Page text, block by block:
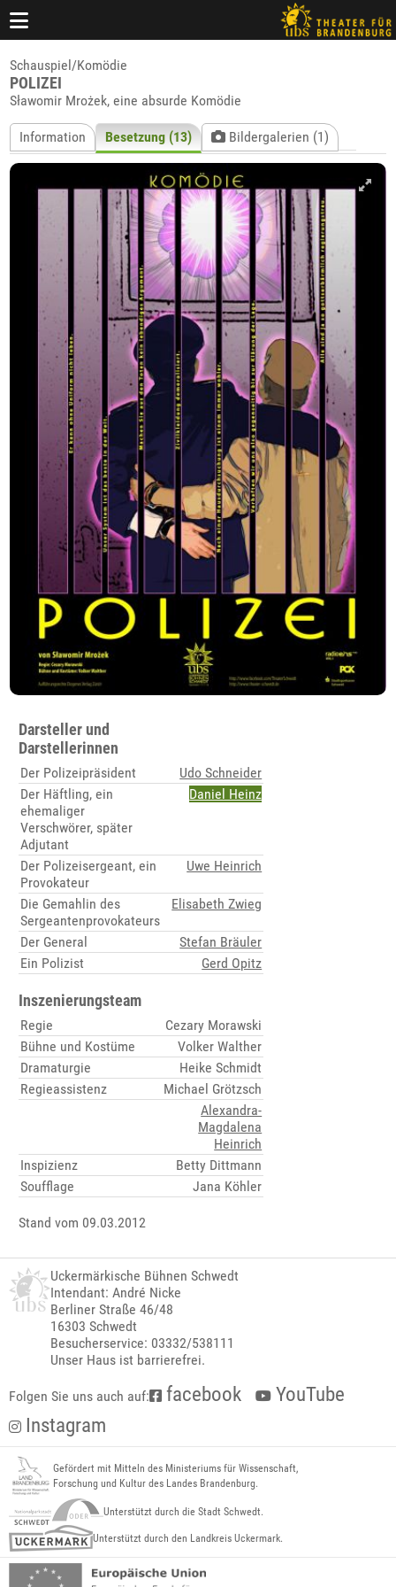
Schauspiel/Komödie
POLIZEI
Sławomir Mrożek, eine absurde Komödie
Information Besetzung (13) Bildergalerien (1)
Darsteller und
Darstellerinnen
Der Polizeipräsident
Udo Schneider
Der Häftling, ein
ehemaliger
Verschwörer, später
Adjutant
Daniel Heinz
Der Polizeisergeant, ein
Provokateur
Uwe Heinrich
Die Gemahlin des
Sergeantenprovokateurs
Elisabeth Zwieg
Der General
Stefan Bräuler
Ein Polizist
Gerd Opitz
Inszenierungsteam
Regie
Cezary Morawski
Bühne und Kostüme
Volker Walther
Dramaturgie
Heike Schmidt
Regieassistenz
Michael Grötzsch
Alexandra-
Magdalena
Heinrich
Inspizienz
Betty Dittmann
Soufflage
Jana Köhler
Stand vom 09.03.2012
Uckermärkische Bühnen Schwedt
Intendant: André Nicke
Berliner Straße 46/48
16303 Schwedt
Besucherservice: 03332/538111
Unser Haus ist barrierefrei.
Folgen Sie uns auch auf: facebook
YouTube
Instagram
Gefördert mit Mitteln des Ministeriums für Wissenschaft,
Forschung und Kultur des Landes Brandenburg.
Unterstützt durch die Stadt Schwedt.
Unterstützt durch den Landkreis Uckermark.